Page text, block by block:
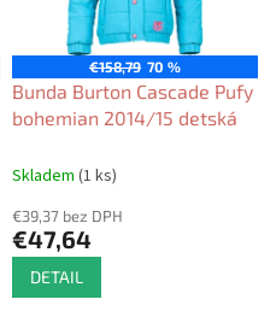
€158,79 70 %
Bunda Burton Cascade Pufy
bohemian 2014/15 detská
Skladem (1 ks)
€39,37 bez DPH
€47,64
DETAIL